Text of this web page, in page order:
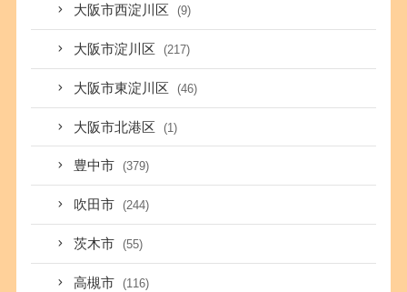
大阪市西淀川区 (9)
大阪市淀川区 (217)
大阪市東淀川区 (46)
大阪市北港区 (1)
豊中市 (379)
吹田市 (244)
茨木市 (55)
高槻市 (116)